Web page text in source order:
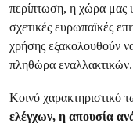
περίπτωση, η χώρα μας
σχετικές ευρωπαϊκές
χρήσης εξακολουθούν
πληθώρα εναλλακτικών.
Κοινό χαρακτηριστικό
ελέγχων, η απουσία